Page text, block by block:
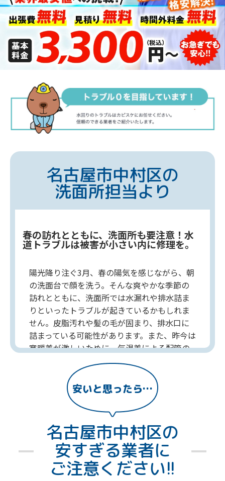
名古屋市中村区の
洗面所担当より
春の訪れとともに、洗面所も要注意！水
道トラブルは被害が小さい内に修理を。
陽光降り注ぐ3月、春の陽気を感じながら、朝
の洗面台で顔を洗う。そんな爽やかな季節の
訪れとともに、洗面所では水漏れや排水詰ま
りといったトラブルが起きているかもしれま
せん。皮脂汚れや髪の毛が固まり、排水口に
詰まっている可能性があります。また、昨今は
寒暖差が激しいために、気温差による配管の
劣化や蛇口のパッキン老朽化し、水トラブル
を引き起こす原因となります。もし水漏れや
排水詰まりなどの異常を発見した場合は、名
古屋市中村区の水道局指定工事店へご相談し
ましょう。24時間365日体制で、いつでも洗面
所トラブルに駆けつける水道局指定工事店な
どもございます。春の訪れとともに、洗面所
も清潔に保って快適な空間を維持しましょ
2025年3月
安いと思ったら…
名古屋市中村区の
安すぎる業者に
ご注意ください!!